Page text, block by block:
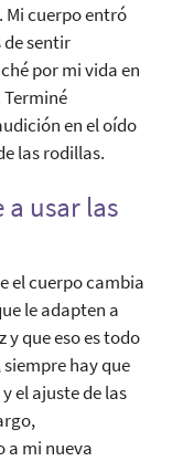
cuerpo entró
de sentir
por mi vida en
en el oído
las rodillas.
usar las
el cuerpo cambia
le adapten a
y que eso es todo
hay que
el ajuste de las
a mi nueva